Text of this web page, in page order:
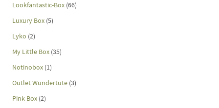
Lookfantastic-Box (66)
Luxury Box (5)
Lyko (2)
My Little Box (35)
Notinobox (1)
Outlet Wundertüte (3)
Pink Box (2)